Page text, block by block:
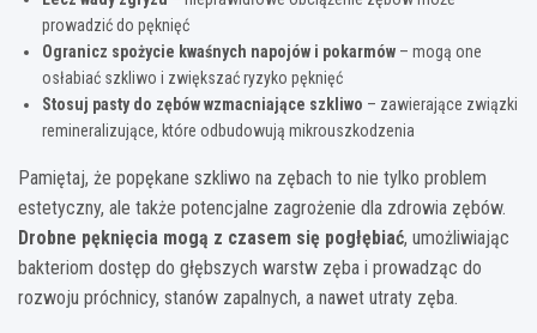
prowadzić do pęknięć
Ogranicz spożycie kwaśnych napojów i pokarmów – mogą one
osłabiać szkliwo i zwiększać ryzyko pęknięć
Stosuj pasty do zębów wzmacniające szkliwo – zawierające związki
remineralizujące, które odbudowują mikrouszkodzenia
Pamiętaj, że popękane szkliwo na zębach to nie tylko problem
estetyczny, ale także potencjalne zagrożenie dla zdrowia zębów.
Drobne pęknięcia mogą z czasem się pogłębiać, umożliwiając
bakteriom dostęp do głębszych warstw zęba i prowadząc do
rozwoju próchnicy, stanów zapalnych, a nawet utraty zęba.